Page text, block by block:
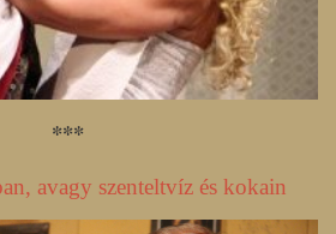
***
avagy szenteltvíz és kokain